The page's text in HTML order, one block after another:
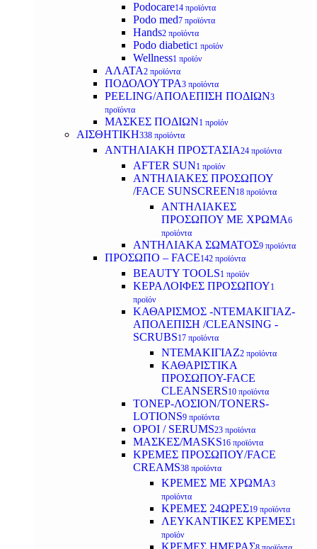
Podocare14 προϊόντα
Podo med7 προϊόντα
Hands2 προϊόντα
Podo diabetic1 προϊόν
Wellness1 προϊόν
ΑΛΑΤΑ2 προϊόντα
ΠΟΔΟΛΟΥΤΡΑ3 προϊόντα
PEELING/ΑΠΟΛΕΠΙΣΗ ΠΟΔΙΩΝ3
προϊόντα
ΜΑΣΚΕΣ ΠΟΔΙΩΝ1 προϊόν
ΑΙΣΘΗΤΙΚΗ338 προϊόντα
ΑΝΤΗΛΙΑΚΗ ΠΡΟΣΤΑΣΙΑ24 προϊόντα
AFTER SUN1 προϊόν
ΑΝΤΗΛΙΑΚΕΣ ΠΡΟΣΩΠΟΥ
/FACE SUNSCREEN18 προϊόντα
ΑΝΤΗΛΙΑΚΕΣ
ΠΡΟΣΩΠΟΥ ΜΕ ΧΡΩΜΑ6
προϊόντα
ΑΝΤΗΛΙΑΚΑ ΣΩΜΑΤΟΣ9 προϊόντα
ΠΡΟΣΩΠΟ – FACE142 προϊόντα
BEAUTY TOOLS1 προϊόν
ΚΕΡΑΛΟΙΦΕΣ ΠΡΟΣΩΠΟΥ1
προϊόν
ΚΑΘΑΡΙΣΜΟΣ -ΝΤΕΜΑΚΙΓΙΑΖ-
ΑΠΟΛΕΠΙΣΗ /CLEANSING -
SCRUBS17 προϊόντα
ΝΤΕΜΑΚΙΓΙΑΖ2 προϊόντα
ΚΑΘΑΡΙΣΤΙΚΑ
ΠΡΟΣΩΠΟΥ-FACE
CLEANSERS10 προϊόντα
ΤΟΝΕΡ-ΛΟΣΙΟΝ/TONERS-
LOTIONS9 προϊόντα
ΟΡΟΙ / SERUMS23 προϊόντα
ΜΑΣΚΕΣ/MASKS16 προϊόντα
ΚΡΕΜΕΣ ΠΡΟΣΩΠΟΥ/FACE
CREAMS38 προϊόντα
ΚΡΕΜΕΣ ΜΕ ΧΡΩΜΑ3
προϊόντα
ΚΡΕΜΕΣ 24ΩΡΕΣ19 προϊόντα
ΛΕΥΚΑΝΤΙΚΕΣ ΚΡΕΜΕΣ1
προϊόν
ΚΡΕΜΕΣ ΗΜΕΡΑΣ